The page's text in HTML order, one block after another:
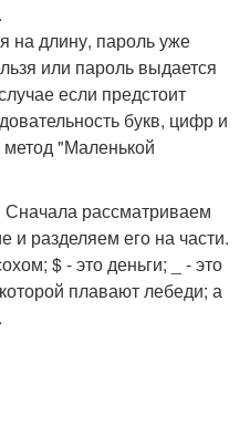
на длину, пароль уже
или пароль выдается
если предстоит
букв, цифр и
"Маленькой
рассматриваем
и разделяем его на части.
$ - это деньги; _ - это
плавают лебеди; а